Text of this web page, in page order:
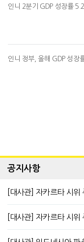
인니 2분기 GDP 성장률
인니 정부, 올해 GDP 성장
공지사항
[대사관] 자카르타 시
[대사관] 자카르타 시